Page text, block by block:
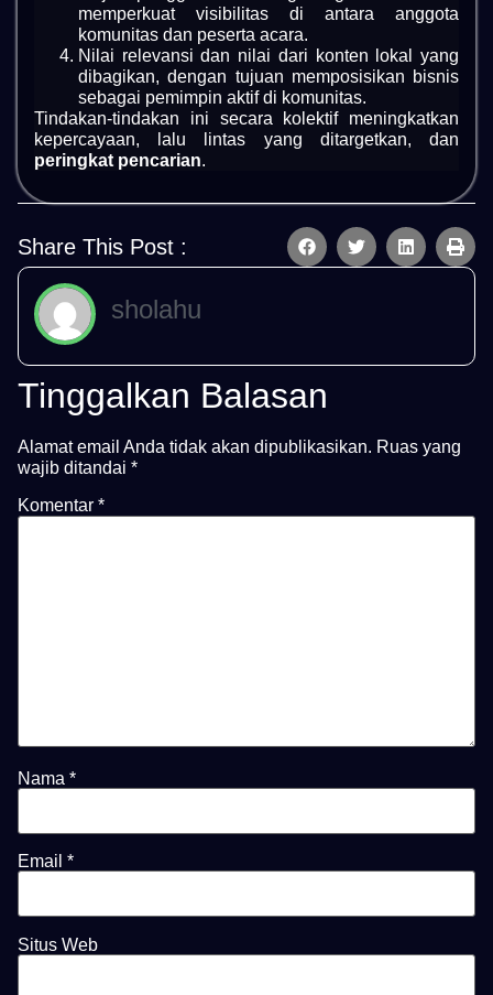
memperkuat visibilitas di antara anggota
komunitas dan peserta acara.
Nilai relevansi dan nilai dari konten lokal yang
dibagikan, dengan tujuan memposisikan bisnis
sebagai pemimpin aktif di komunitas.
Tindakan-tindakan ini secara kolektif meningkatkan
kepercayaan, lalu lintas yang ditargetkan, dan
peringkat pencarian.
Share This Post :
sholahu
Tinggalkan Balasan
Alamat email Anda tidak akan dipublikasikan. Ruas yang
wajib ditandai *
Komentar *
Nama *
Email *
Situs Web